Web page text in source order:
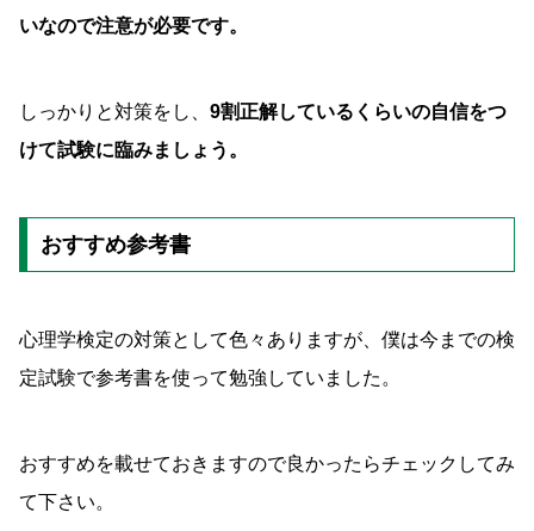
いなので注意が必要です。
しっかりと対策をし、 9割正解しているくらいの自信をつ
けて試験に臨みましょう。
おすすめ参考書
心理学検定の対策として色々ありますが、僕は今までの検
定試験で参考書を使って勉強していました。
おすすめを載せておきますので良かったらチェックしてみ
て下さい。